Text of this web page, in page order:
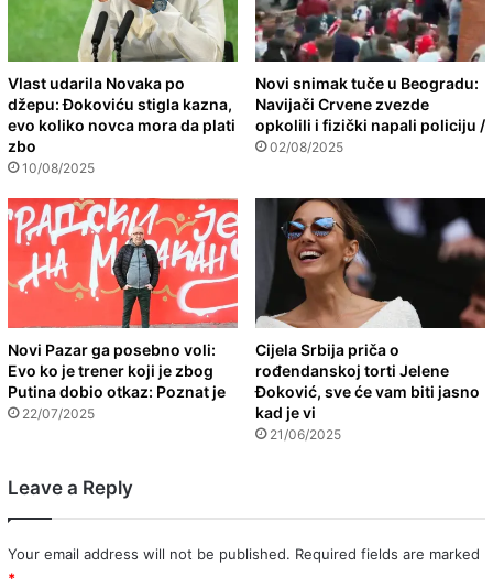
Vlast udarila Novaka po
džepu: Đokoviću stigla kazna,
evo koliko novca mora da plati
zbo
10/08/2025
Novi snimak tuče u Beogradu:
Navijači Crvene zvezde
opkolili i fizički napali policiju /
02/08/2025
Novi Pazar ga posebno voli:
Evo ko je trener koji je zbog
Putina dobio otkaz: Poznat je
22/07/2025
Cijela Srbija priča o
rođendanskoj torti Jelene
Đoković, sve će vam biti jasno
kad je vi
21/06/2025
Leave a Reply
Your email address will not be published. Required fields are marked
*